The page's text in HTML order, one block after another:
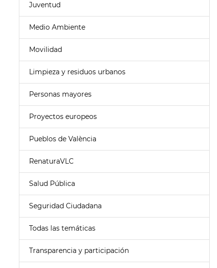
Juventud
Medio Ambiente
Movilidad
Limpieza y residuos urbanos
Personas mayores
Proyectos europeos
Pueblos de València
RenaturaVLC
Salud Pública
Seguridad Ciudadana
Todas las temáticas
Transparencia y participación